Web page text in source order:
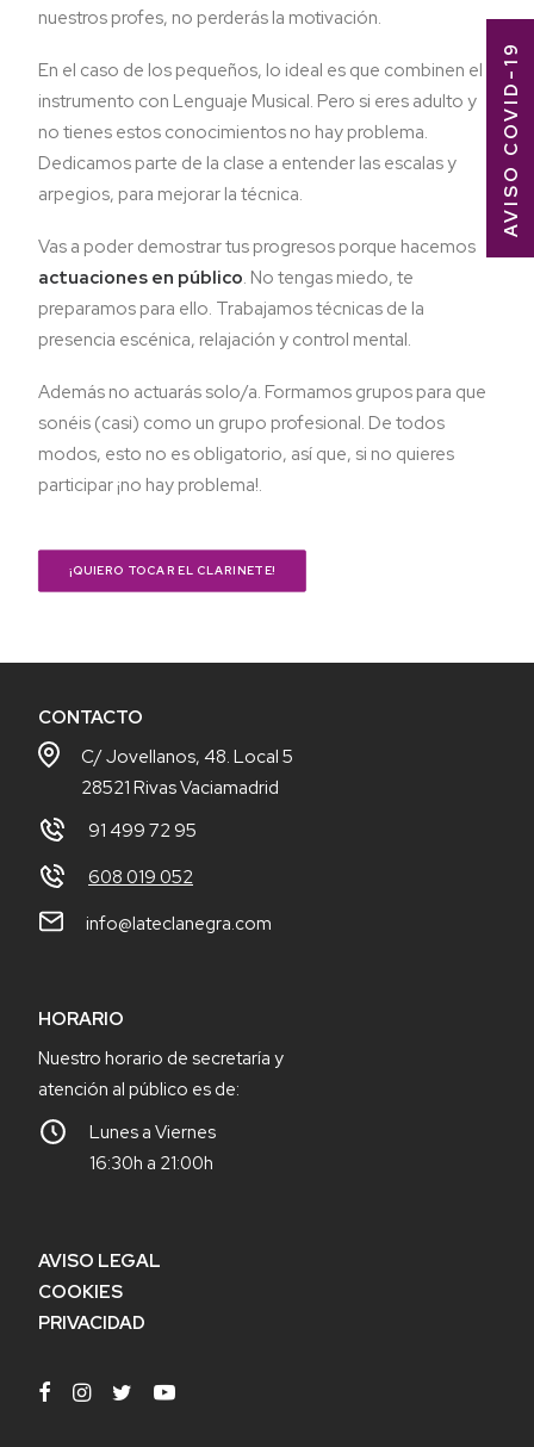
nuestros profes, no perderás la motivación.
En el caso de los pequeños, lo ideal es que combinen el
instrumento con Lenguaje Musical. Pero si eres adulto y
no tienes estos conocimientos no hay problema.
Dedicamos parte de la clase a entender las escalas y
arpegios, para mejorar la técnica.
Vas a poder demostrar tus progresos porque hacemos
actuaciones en público. No tengas miedo, te
preparamos para ello. Trabajamos técnicas de la
presencia escénica, relajación y control mental.
Además no actuarás solo/a. Formamos grupos para que
sonéis (casi) como un grupo profesional. De todos
modos, esto no es obligatorio, así que, si no quieres
participar ¡no hay problema!.
¡QUIERO TOCAR EL CLARINETE!
AVISO COVID-19
CONTACTO
C/ Jovellanos, 48. Local 5
28521 Rivas Vaciamadrid
91 499 72 95
608 019 052
info@lateclanegra.com
HORARIO
Nuestro horario de secretaría y
atención al público es de:
Lunes a Viernes
16:30h a 21:00h
AVISO LEGAL
COOKIES
PRIVACIDAD